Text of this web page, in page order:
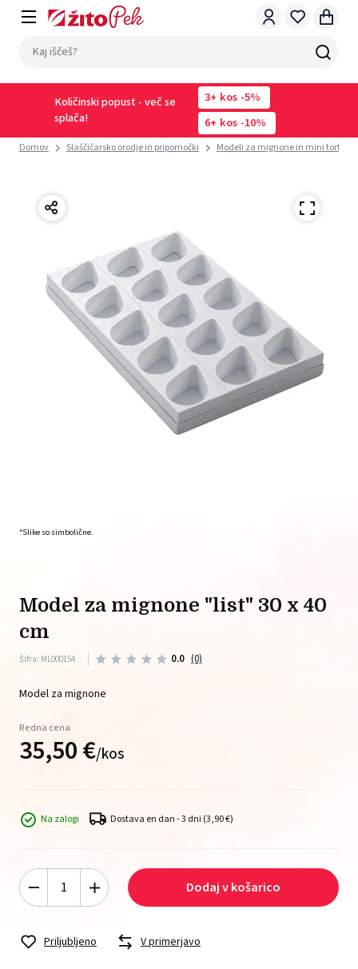
Količinski popust - več se
splača!
3 kos -5%
6
kos -10%
Domov Slaščičarsko orodje in pripomočki Modeli za mignone in mini tortice
*Slike so simbolične.
model za mignone "list" 30 x 40
cm
Šifra: ML000154 0.0 (0)
Model za mignone
Redna cena
35,50€/kos
Na zalogi Dostava en dan - 3 dni (3,90 €)
Dodaj v košarico
Priljubljeno V primerjavo